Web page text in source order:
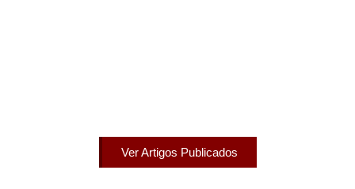
Ver Artigos Publicados